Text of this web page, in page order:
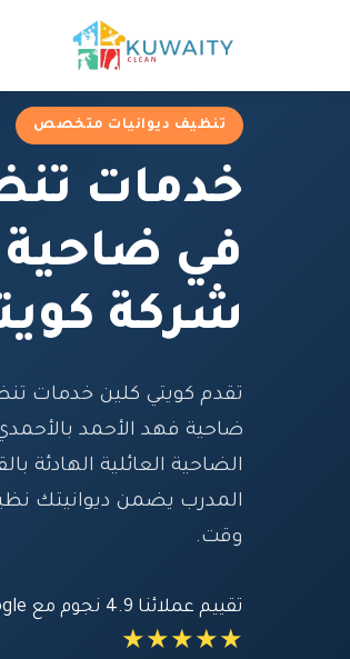
تنظيف ديوانيات متخصص
خدمات
في ضاحية
شركة
تقدم كويتي كلين خدمات
ضاحية فهد الأحمد
الضاحية العائلية الهادئة
المدرب يضمن ديوانيتك
وقت.
تقييم عملائنا 4.9 نجوم مع Google
★★★★★